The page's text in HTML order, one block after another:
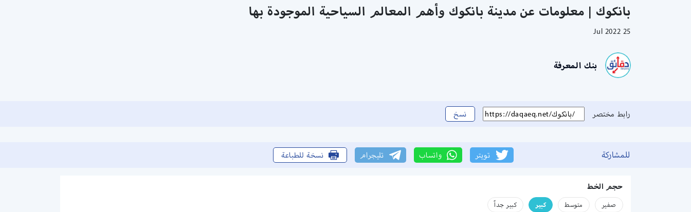
بانكوك | معلومات عن مدينة بانكوك وأهم المعالم السياحية الموجودة بها
25 Jul 2022
بنك المعرفة
رابط مختصر نسخ
للمشاركة تويتر واتساب تليجرام نسخة للطباعة
حجم الخط
صفير متوسط كبير كبير جداً